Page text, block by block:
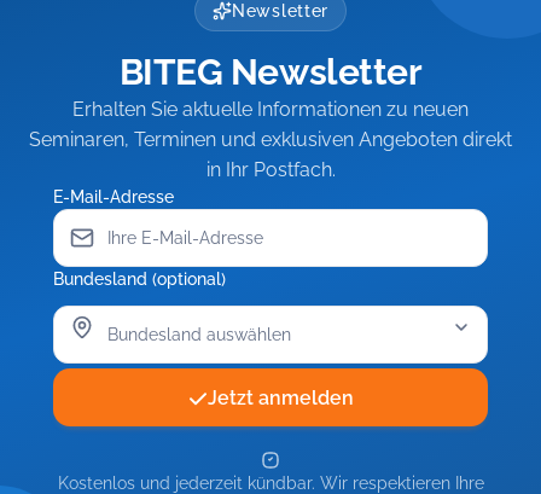
Newsletter
BITEG Newsletter
Erhalten Sie aktuelle Informationen zu neuen
Seminaren, Terminen und exklusiven Angeboten direkt
in Ihr Postfach.
E-Mail-Adresse
Bundesland (optional)
Jetzt anmelden
Kostenlos und jederzeit kündbar. Wir respektieren Ihre